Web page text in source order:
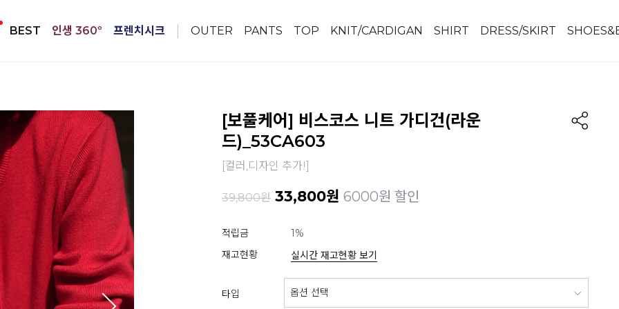
BEST 인생 360º 프렌치시크 OUTER PANTS TOP KNIT/CARDIGAN SHIRT DRESS/SKIRT
[보풀케어] 비스코스 니트 가디건(라운
드)_53CA603
[컬러,디자인 추가!]
39,800원 33,800원 6000원 할인
적립금
1%
재고현황
실시간 재고현황 보기
타입